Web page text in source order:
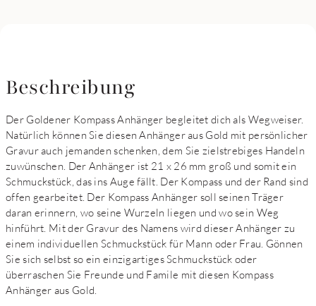
Beschreibung
Der Goldener Kompass Anhänger begleitet dich als Wegweiser.
Natürlich können Sie diesen Anhänger aus Gold mit persönlicher
Gravur auch jemanden schenken, dem Sie zielstrebiges Handeln
zuwünschen. Der Anhänger ist 21 x 26 mm groß und somit ein
Schmuckstück, das ins Auge fällt. Der Kompass und der Rand sind
offen gearbeitet. Der Kompass Anhänger soll seinen Träger
daran erinnern, wo seine Wurzeln liegen und wo sein Weg
hinführt. Mit der Gravur des Namens wird dieser Anhänger zu
einem individuellen Schmuckstück für Mann oder Frau. Gönnen
Sie sich selbst so ein einzigartiges Schmuckstück oder
überraschen Sie Freunde und Famile mit diesen Kompass
Anhänger aus Gold.